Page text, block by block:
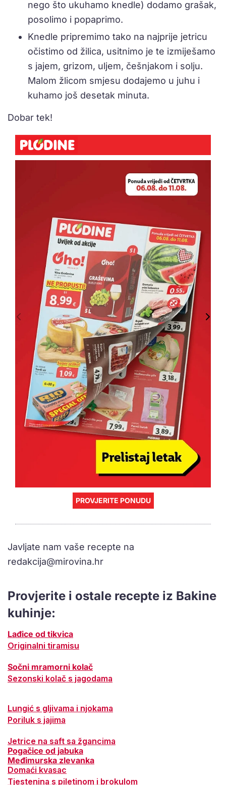
nego što ukuhamo knedle) dodamo grašak,
posolimo i popaprimo.
Knedle pripremimo tako na najprije jetricu
očistimo od žilica, usitnimo je te izmiješamo
s jajem, grizom, uljem, češnjakom i solju.
Malom žlicom smjesu dodajemo u juhu i
kuhamo još desetak minuta.
Dobar tek!
PROVJERITE PONUDU
Javljate nam vaše recepte na
redakcija@mirovina.hr
Provjerite i ostale recepte iz Bakine
kuhinje:
Lađice od tikvica
Originalni tiramisu
Sočni mramorni kolač
Sezonski kolač s jagodama
Lungić s gljivama i njokama
Poriluk s jajima
Jetrice na saft sa žgancima
Pogačice od jabuka
Međimurska zlevanka
Domaći kvasac
Tjestenina s piletinom i brokulom